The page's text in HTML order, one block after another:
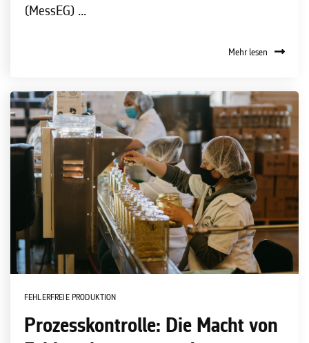
(MessEG) ...
Mehr lesen
FEHLERFREIE PRODUKTION
Prozesskontrolle: Die Macht von